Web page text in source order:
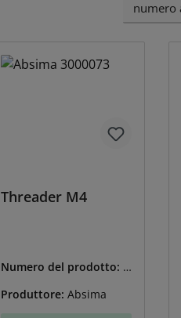
Threader M4
Numero del prodotto: A
Produttore: Absima